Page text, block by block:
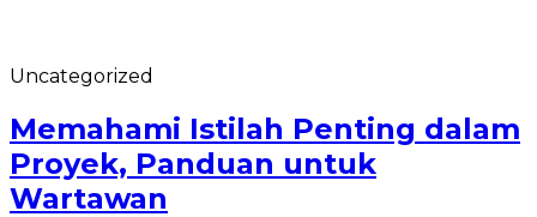
Uncategorized
Memahami Istilah Penting dalam
Proyek, Panduan untuk
Wartawan